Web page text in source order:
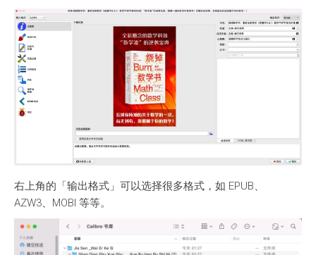
右上角的「输出格式」可以选择很多格式，如 EPUB、
AZW3、MOBI 等等。